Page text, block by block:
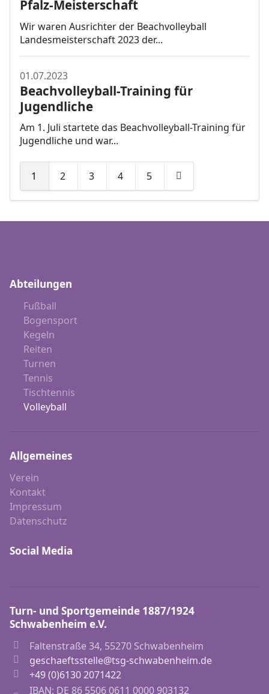
Pfalz-Meisterschaft
Wir waren Ausrichter der Beachvolleyball
Landesmeisterschaft 2023 der...
01.07.2023
Beachvolleyball-Training für
Jugendliche
Am 1. Juli startete das Beachvolleyball-Training für
Jugendliche und war...
1 2 3 4 5
Abteilungen
Fußball
Bogensport
Kegeln
Reiten
Turnen
Tennis
Tischtennis
Volleyball
Allgemeines
Verein
Kontakt
Impressum
Datenschutz
Social Media
Turn- und Sportgemeinde 1887/1924
Schwabenheim e.V.
Faltenstraße 34, 55270 Schwabenheim
geschaeftsstelle@tsg-schwabenheim.de
+49 (0)6130 2071422
IBAN: DE 86 5506 0611 0000 903132